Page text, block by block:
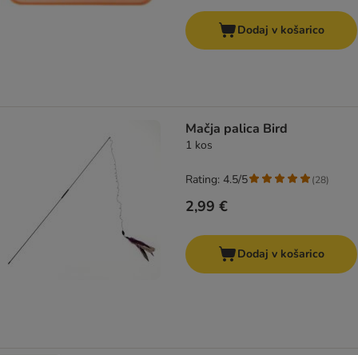
Dodaj v košarico
Mačja palica Bird
1 kos
2,99 €
Rating: 4.5/5 (28)
Dodaj v košarico